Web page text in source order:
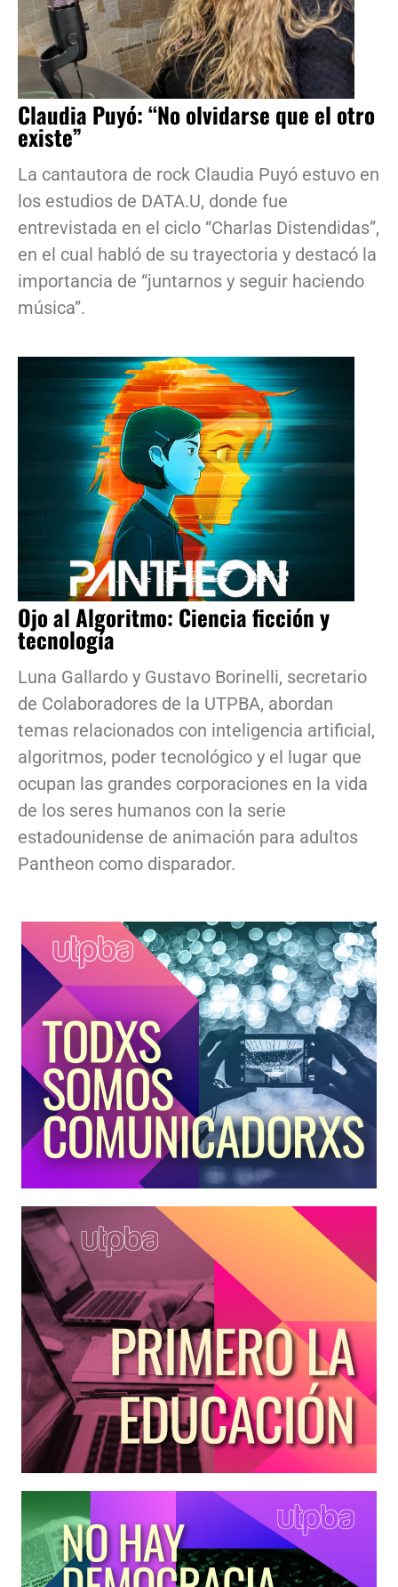
Claudia Puyó: “No olvidarse que el otro
existe”
La cantautora de rock Claudia Puyó estuvo en
los estudios de DATA.U, donde fue
entrevistada en el ciclo “Charlas Distendidas”,
en el cual habló de su trayectoria y destacó la
importancia de “juntarnos y seguir haciendo
música”.
Ojo al Algoritmo: Ciencia ficción y
tecnología
Luna Gallardo y Gustavo Borinelli, secretario
de Colaboradores de la UTPBA, abordan
temas relacionados con inteligencia artificial,
algoritmos, poder tecnológico y el lugar que
ocupan las grandes corporaciones en la vida
de los seres humanos con la serie
estadounidense de animación para adultos
Pantheon como disparador.